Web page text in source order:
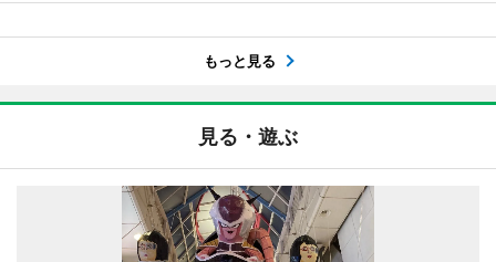
もっと見る
見る・遊ぶ